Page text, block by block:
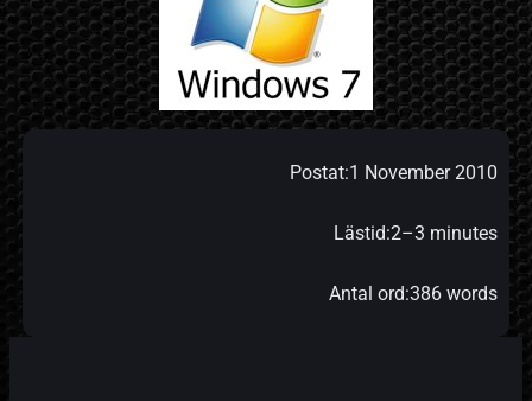
Postat:1 November 2010
Lästid:2–3 minutes
Antal ord:386 words